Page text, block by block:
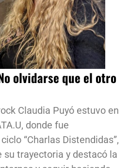
olvidarse que el otro
Claudia Puyó estuvo en
donde fue
“Charlas Distendidas”,
su trayectoria y destacó la